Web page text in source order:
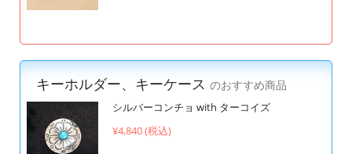
キーホルダー、キーケース のおすすめ商品
シルバーコンチョ with ターコイズ
¥4,840 (税込)